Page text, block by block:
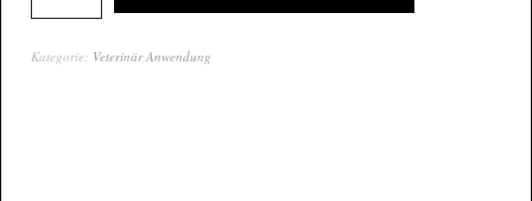
Kategorie: Veterinär Anwendung